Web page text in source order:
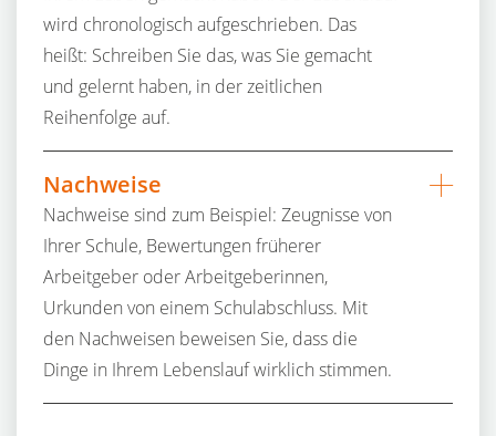
wird chronologisch aufgeschrieben. Das
heißt: Schreiben Sie das, was Sie gemacht
und gelernt haben, in der zeitlichen
Reihenfolge auf.
Nachweise
Nachweise sind zum Beispiel: Zeugnisse von
Ihrer Schule, Bewertungen früherer
Arbeitgeber oder Arbeitgeberinnen,
Urkunden von einem Schulabschluss. Mit
den Nachweisen beweisen Sie, dass die
Dinge in Ihrem Lebenslauf wirklich stimmen.